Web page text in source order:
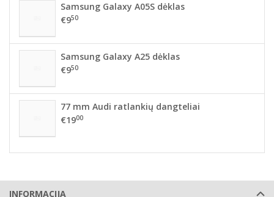
Samsung Galaxy A05S dėklas
€950
Samsung Galaxy A25 dėklas
€950
77 mm Audi ratlankių dangteliai
€1900
INFORMACIJA